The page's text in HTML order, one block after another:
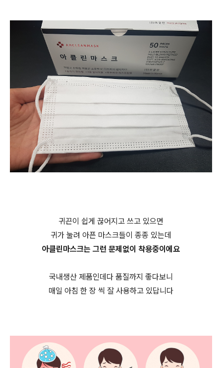
귀끈이 쉽게 끊어지고 쓰고 있으면
귀가 눌려 아픈 마스크들이 종종 있는데
아클린마스크는 그런 문제없이 착용중이에요
국내생산 제품인데다 품질까지 좋다보니
매일 아침 한 장 씩 잘 사용하고 있답니다